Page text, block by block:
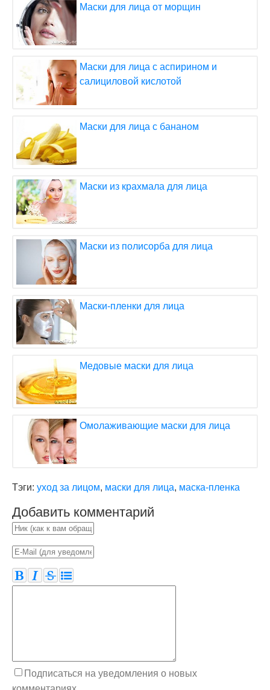
Маски для лица от морщин
Маски для лица с аспирином и
салициловой кислотой
Маски для лица с бананом
Маски из крахмала для лица
Маски из полисорба для лица
Маски-пленки для лица
Медовые маски для лица
Омолаживающие маски для лица
Тэги: уход за лицом, маски для лица, маска-пленка
Добавить комментарий
Подписаться на уведомления о новых